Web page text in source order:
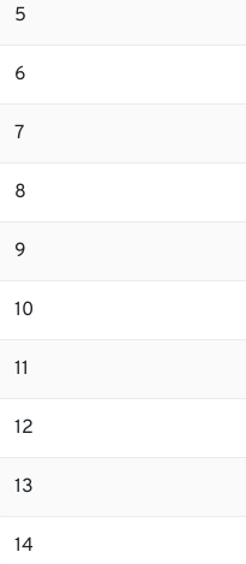
5
6
7
8
9
10
11
12
13
14